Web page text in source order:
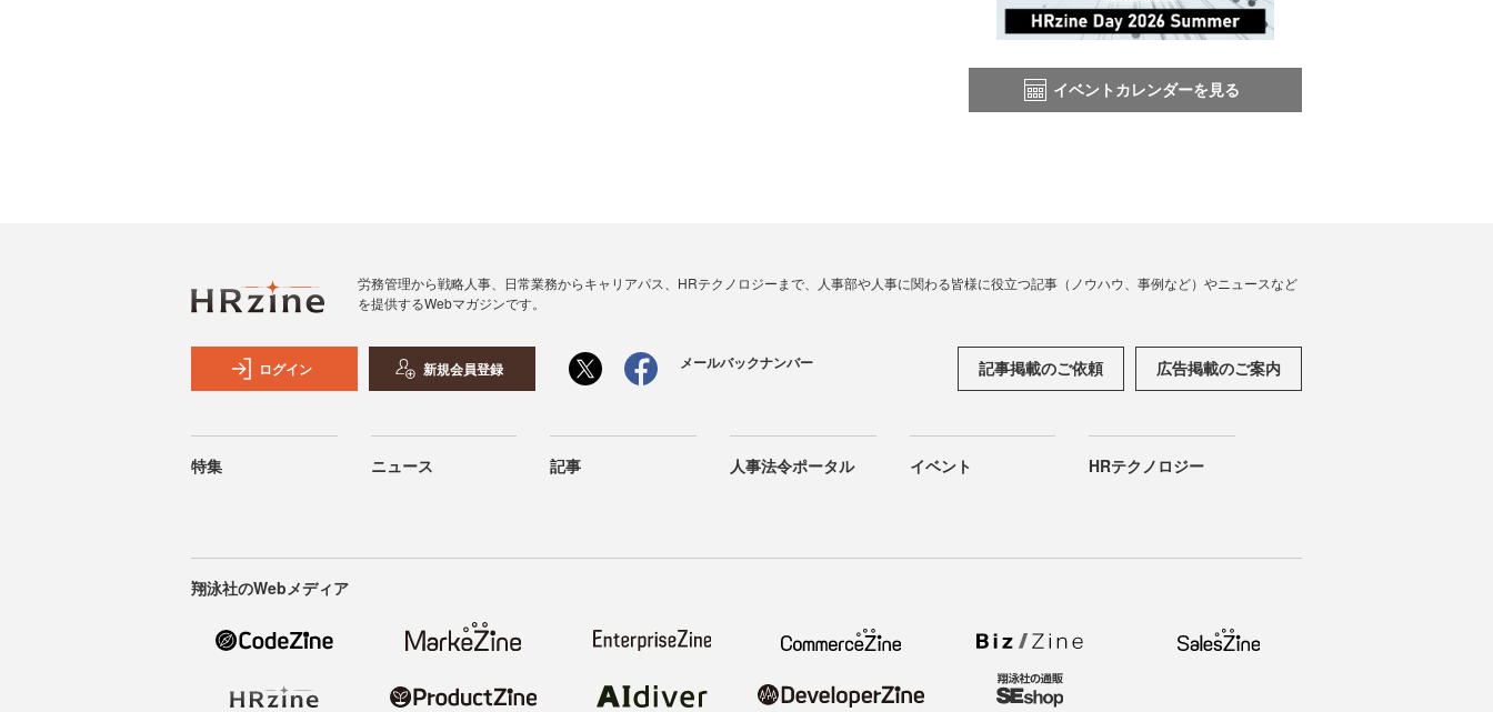
イベントカレンダーを見る
労務管理から戦略人事、日常業務からキャリアパス、HRテクノロジーまで、人事部や人事に関わる皆様に役立つ記事（ノウハウ、事例など）やニュースなど
を提供するWebマガジンです。
ログイン 新規会員登録 メールバックナンバー 記事掲載のご依頼 広告掲載のご案内
特集 ニュース 記事 人事法令ポータル イベント HRテクノロジー
翔泳社のWebメディア